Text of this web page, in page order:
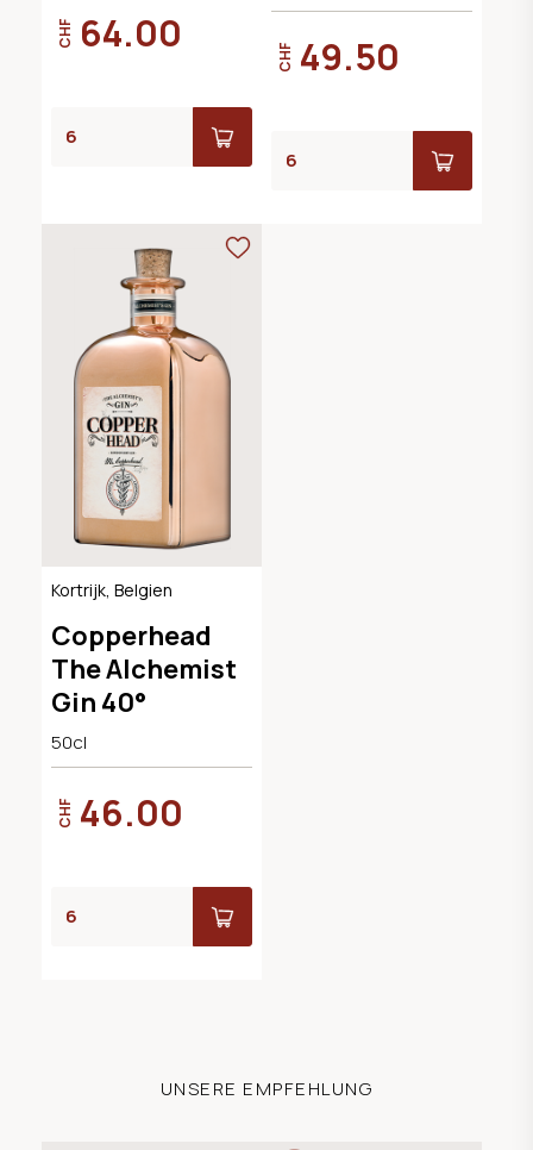
CHF 64.00 CHF 49.50
Kortrijk, Belgien
Copperhead
The Alchemist
Gin 40°
50cl
CHF 46.00
UNSERE EMPFEHLUNG